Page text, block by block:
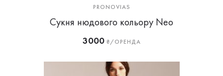
PRONOVIAS
Сукня нюдового кольору Neo
3000₴/ОРЕНДА